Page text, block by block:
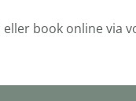
eller book online via